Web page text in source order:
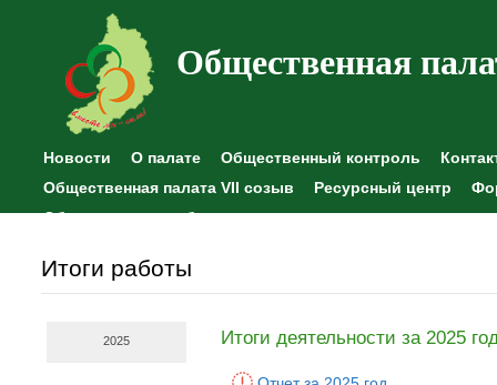
Общественная
Новости О палате Общественный контроль
Общественная палата VII созыв
Ресурсный центр
Общественные наблюдения
Итоги работы
2025 Итоги деятельности за 2025